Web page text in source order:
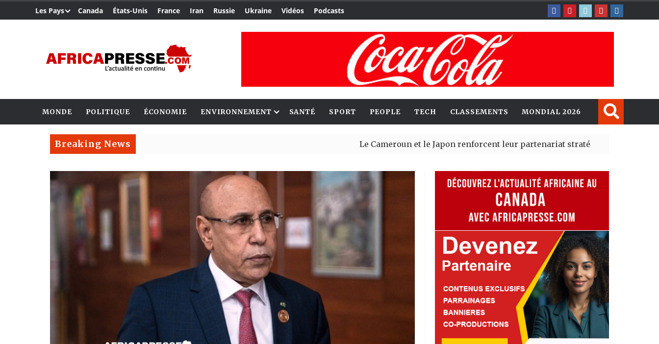
Les Pays Canada États-Unis France Iran Russie Ukraine Vidéos Podcasts
MONDE POLITIQUE ÉCONOMIE ENVIRONNEMENT SANTÉ SPORT PEOPLE TECH CLASSEMENTS MONDIAL 2026
Breaking News Le Cameroun et le Japon renforcent leur partenariat stratégique avec un cap sur